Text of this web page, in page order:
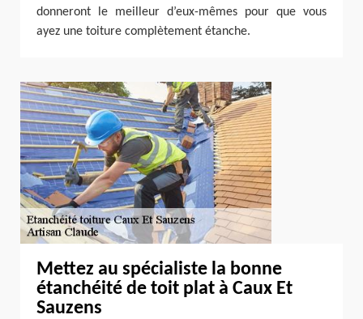
donneront le meilleur d’eux-mêmes pour que vous
ayez une toiture complètement étanche.
Mettez au spécialiste la bonne
étanchéité de toit plat à Caux Et
Sauzens